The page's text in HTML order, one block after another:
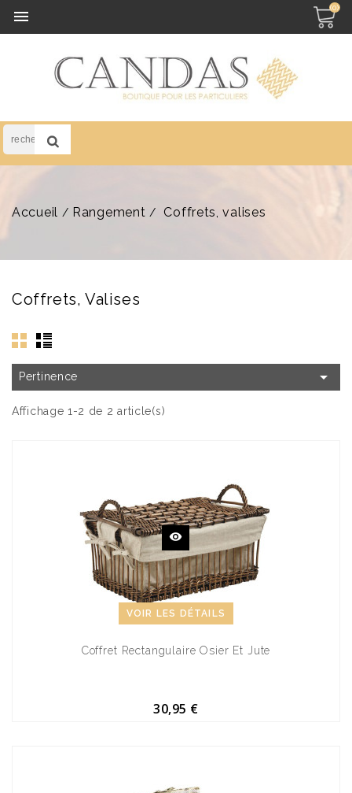
 (0)
Accueil Rangement Coffrets, valises
Coffrets, Valises
Pertinence 
Affichage 1-2 de 2 article(s)
VOIR LES DÉTAILS
Coffret Rectangulaire Osier Et Jute
30,95 €